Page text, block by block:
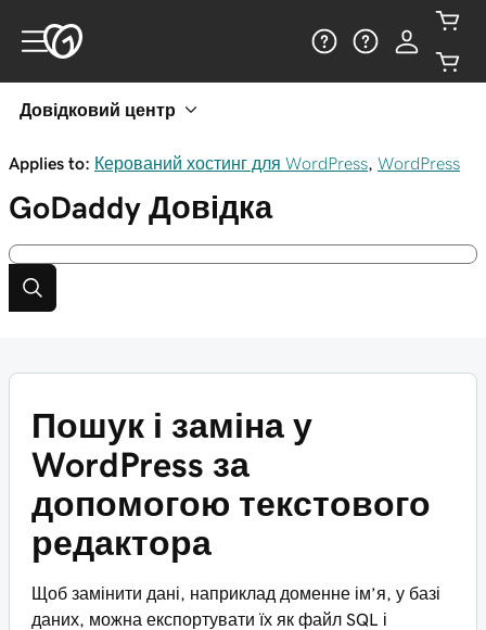
Довідковий центр
Applies to: Керований хостинг для WordPress WordPress
GoDaddy Довідка
Пошук і заміна у
WordPress за
допомогою текстового
редактора
Щоб замінити дані, наприклад доменне ім’я, у базі
даних, можна експортувати їх як файл SQL і